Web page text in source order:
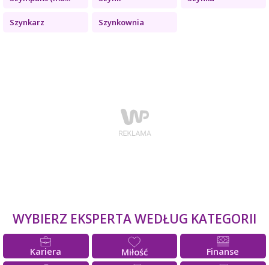
Szynkarz Szynkownia
WYBIERZ EKSPERTA WEDŁUG KATEGORII
Kariera Miłość Finanse